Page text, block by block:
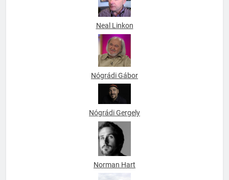
Neal Linkon
Nógrádi Gábor
Nógrádi Gergely
Norman Hart